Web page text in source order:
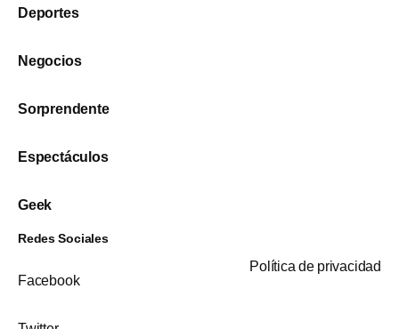
Deportes
Negocios
Sorprendente
Espectáculos
Geek
Redes Sociales
Facebook
Política de privacidad